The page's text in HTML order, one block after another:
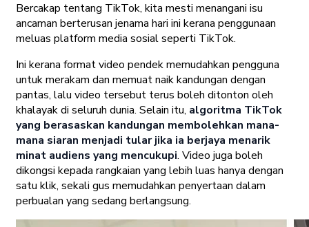
Bercakap tentang TikTok, kita mesti menangani isu
ancaman berterusan jenama hari ini kerana penggunaan
meluas platform media sosial seperti TikTok.
Ini kerana format video pendek memudahkan pengguna
untuk merakam dan memuat naik kandungan dengan
pantas, lalu video tersebut terus boleh ditonton oleh
khalayak di seluruh dunia. Selain itu, algoritma TikTok
yang berasaskan kandungan membolehkan mana-
mana siaran menjadi tular jika ia berjaya menarik
minat audiens yang mencukupi. Video juga boleh
dikongsi kepada rangkaian yang lebih luas hanya dengan
satu klik, sekali gus memudahkan penyertaan dalam
perbualan yang sedang berlangsung.